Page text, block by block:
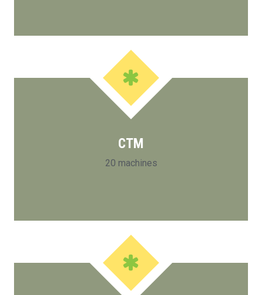
CTM
20 machines